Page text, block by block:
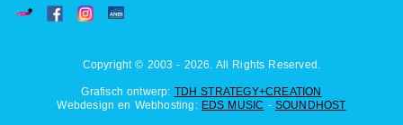
Copyright © 2003 - 2026. All Rights Reserved.
Grafisch ontwerp: TDH STRATEGY+CREATION
Webdesign en Webhosting: EDS MUSIC - SOUNDHOST